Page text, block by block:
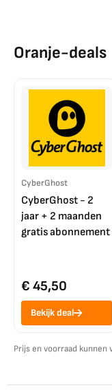
Oranje-deals
CyberGhost
CyberGhost - 2
jaar + 2 maanden
gratis abonnement
€ 45,50
Bekijk deal
Prijs en voorraad kunnen